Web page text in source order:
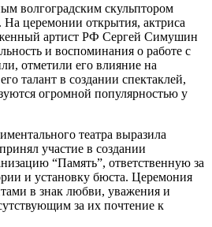
волгоградским скульптором
церемонии открытия, актриса
артист РФ Сергей Симушин
и воспоминания о работе с
отметили его влияние на
талант в создании спектаклей,
огромной популярностью у
театра выразила
участие в создании
“Память”, ответственную за
и установку бюста. Церемония
в знак любви, уважения и
за их почтение к